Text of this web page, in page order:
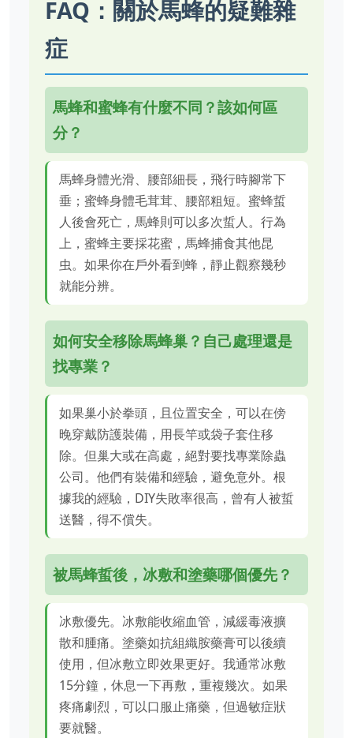
FAQ：關於馬蜂的疑難雜
症
馬蜂和蜜蜂有什麼不同？該如何區
分？
馬蜂身體光滑、腰部細長，飛行時腳常下
垂；蜜蜂身體毛茸茸、腰部粗短。蜜蜂蜇
人後會死亡，馬蜂則可以多次蜇人。行為
上，蜜蜂主要採花蜜，馬蜂捕食其他昆
虫。如果你在戶外看到蜂，靜止觀察幾秒
就能分辨。
如何安全移除馬蜂巢？自己處理還是
找專業？
如果巢小於拳頭，且位置安全，可以在傍
晚穿戴防護裝備，用長竿或袋子套住移
除。但巢大或在高處，絕對要找專業除蟲
公司。他們有裝備和經驗，避免意外。根
據我的經驗，DIY失敗率很高，曾有人被蜇
送醫，得不償失。
被馬蜂蜇後，冰敷和塗藥哪個優先？
冰敷優先。冰敷能收縮血管，減緩毒液擴
散和腫痛。塗藥如抗組織胺藥膏可以後續
使用，但冰敷立即效果更好。我通常冰敷
15分鐘，休息一下再敷，重複幾次。如果
疼痛劇烈，可以口服止痛藥，但過敏症狀
要就醫。